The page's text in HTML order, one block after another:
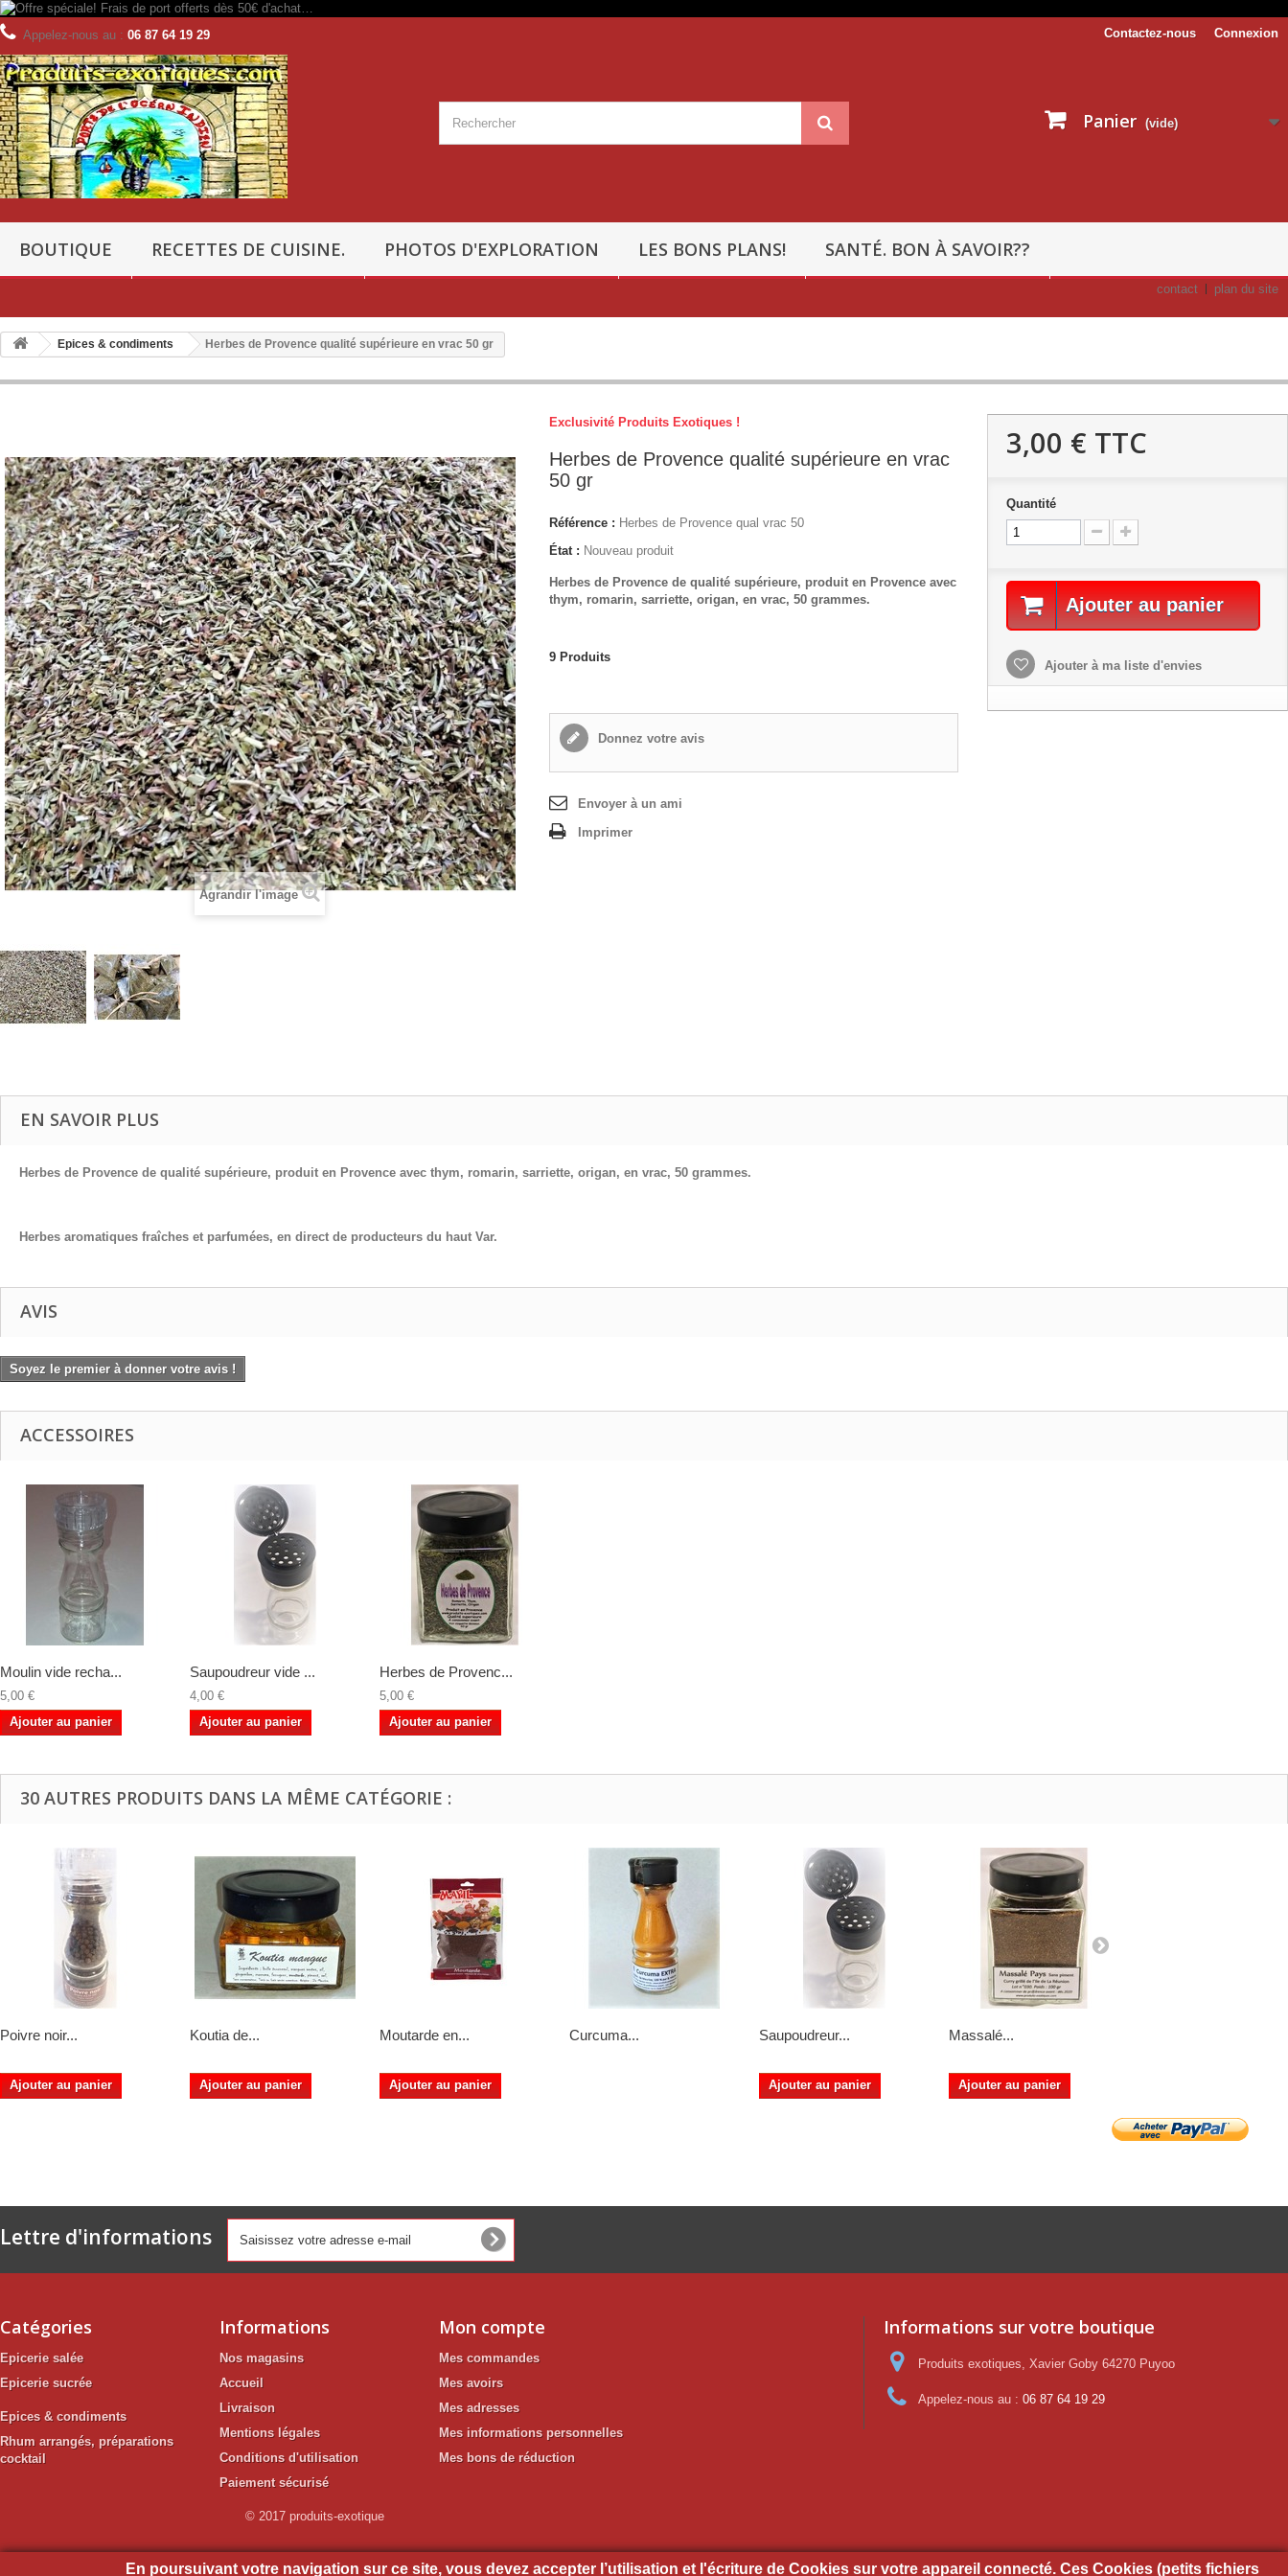
Connexion
Contactez-nous
Appelez-nous au : 06 87 64 19 29
Panier (vide)
BOUTIQUE RECETTES DE CUISINE. PHOTOS D'EXPLORATION LES BONS PLANS! SANTÉ. BON À SAVOIR??
contact plan du site
Epices & condiments Herbes de Provence qualité supérieure en vrac 50 gr
Agrandir l'image
Exclusivité Produits Exotiques !
Herbes de Provence qualité supérieure en vrac
50 gr
Référence : Herbes de Provence qual vrac 50
État : Nouveau produit
Herbes de Provence de qualité supérieure, produit en Provence avec
thym, romarin, sarriette, origan, en vrac, 50 grammes.
9 Produits
Donnez votre avis
Envoyer à un ami
Imprimer
3,00 € TTC
Quantité
Ajouter au panier
Ajouter à ma liste d'envies
EN SAVOIR PLUS
Herbes de Provence de qualité supérieure, produit en Provence avec thym, romarin, sarriette, origan, en vrac, 50 grammes.
Herbes aromatiques fraîches et parfumées, en direct de producteurs du haut Var.
AVIS
Soyez le premier à donner votre avis !
ACCESSOIRES
Moulin vide recha...
5,00 €
Ajouter au panier
Saupoudreur vide ...
4,00 €
Ajouter au panier
Herbes de Provenc...
5,00 €
Ajouter au panier
30 AUTRES PRODUITS DANS LA MÊME CATÉGORIE :
Poivre noir...
Ajouter au panier
Koutia de...
Ajouter au panier
Moutarde en...
Ajouter au panier
Curcuma... Saupoudreur...
Ajouter au panier
Massalé...
Ajouter au panier
Lettre d'informations
Catégories
Epicerie salée
Epicerie sucrée
Epices & condiments
Rhum arrangés, préparations
cocktail
Informations
Nos magasins
Accueil
Livraison
Mentions légales
Conditions d'utilisation
Paiement sécurisé
© 2017 produits-exotique
Mon compte
Mes commandes
Mes avoirs
Mes adresses
Mes informations personnelles
Mes bons de réduction
Informations sur votre boutique
Produits exotiques, Xavier Goby 64270 Puyoo
Appelez-nous au : 06 87 64 19 29
En poursuivant votre navigation sur ce site, vous devez accepter l’utilisation et l'écriture de Cookies sur votre appareil connecté. Ces Cookies (petits fichiers